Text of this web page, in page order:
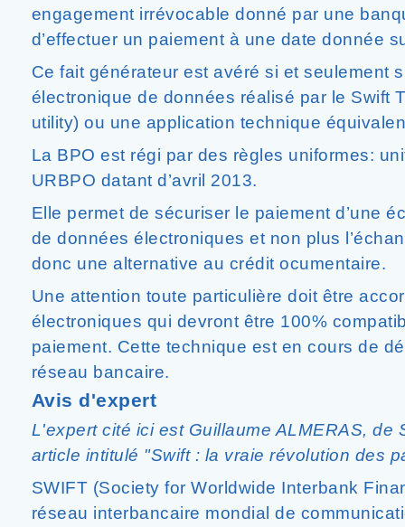
engagement irrévocable donné par une
d’effectuer un paiement à une date donnée
Ce fait générateur est avéré si et seulement
électronique de données réalisé par le Swift
utility) ou une application technique
La BPO est régi par des règles uniformes:
URBPO datant d’avril 2013.
Elle permet de sécuriser le paiement d’une
de données électroniques et non plus
donc une alternative au crédit ocumentaire.
Une attention toute particulière doit être
électroniques qui devront être 100%
paiement. Cette technique est en cours de
réseau bancaire.
Avis d'expert
L'expert cité ici est Guillaume ALMERAS, de
article intitulé "Swift : la vraie révolution des
SWIFT (Society for Worldwide Interbank
réseau interbancaire mondial de